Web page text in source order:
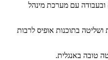
ובעבודה עם מערכת מינהל
בתוכנות אופיס לרבות
טובה באנגלית.